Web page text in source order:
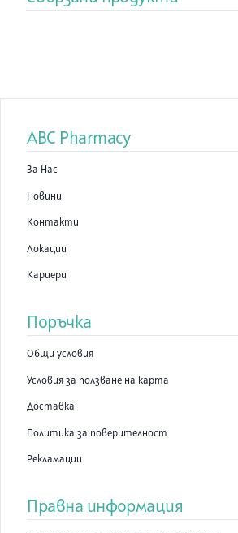
ABC Pharmacy
За Нас
Новини
Контакти
Локации
Кариери
Поръчка
Общи условия
Условия за ползване на карта
Доставка
Политика за поверителност
Рекламации
Правна информация